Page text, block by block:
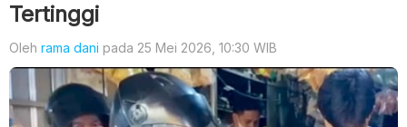
Tertinggi
Oleh rama dani pada 25 Mei 2026, 10:30 WIB